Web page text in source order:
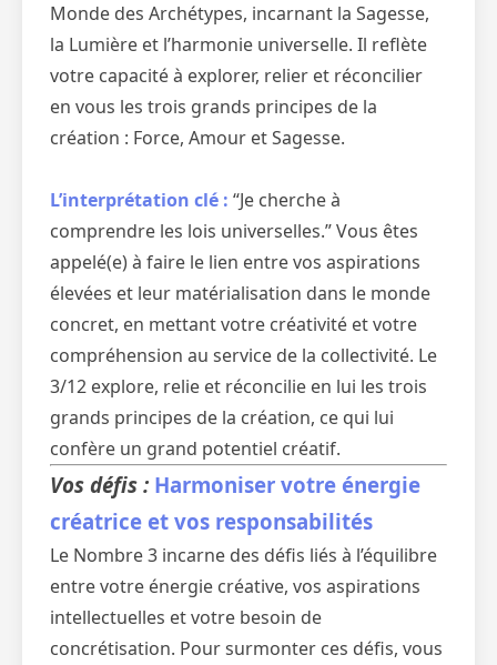
Monde des Archétypes, incarnant la Sagesse,
la Lumière et l’harmonie universelle. Il reflète
votre capacité à explorer, relier et réconcilier
en vous les trois grands principes de la
création : Force, Amour et Sagesse.
L’interprétation clé : “Je cherche à
comprendre les lois universelles.” Vous êtes
appelé(e) à faire le lien entre vos aspirations
élevées et leur matérialisation dans le monde
concret, en mettant votre créativité et votre
compréhension au service de la collectivité. Le
3/12 explore, relie et réconcilie en lui les trois
grands principes de la création, ce qui lui
confère un grand potentiel créatif.
Vos défis : Harmoniser votre énergie
créatrice et vos responsabilités
Le Nombre 3 incarne des défis liés à l’équilibre
entre votre énergie créative, vos aspirations
intellectuelles et votre besoin de
concrétisation. Pour surmonter ces défis, vous